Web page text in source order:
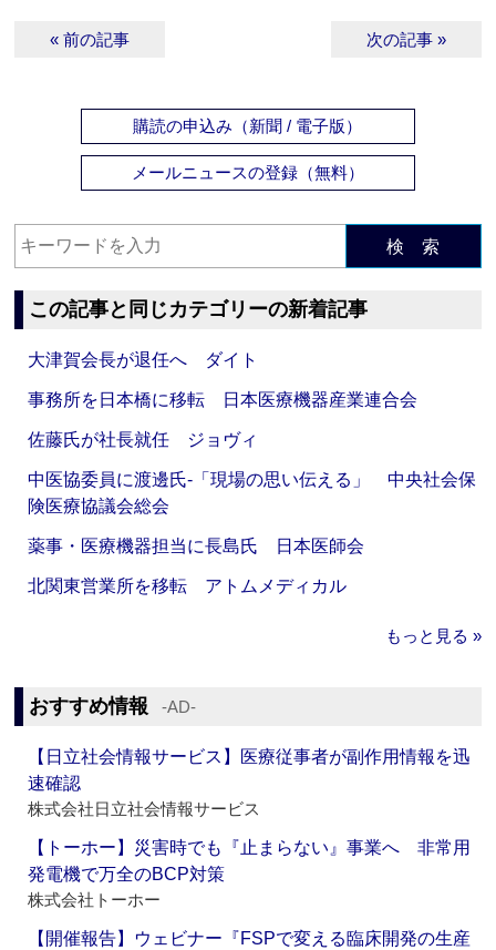
« 前の記事 次の記事 »
購読の申込み（新聞 / 電子版）
メールニュースの登録（無料）
検 索
この記事と同じカテゴリーの新着記事
大津賀会長が退任へ ダイト
事務所を日本橋に移転 日本医療機器産業連合会
佐藤氏が社長就任 ジョヴィ
中医協委員に渡邊氏‐「現場の思い伝える」 中央社会保
険医療協議会総会
薬事・医療機器担当に長島氏 日本医師会
北関東営業所を移転 アトムメディカル
もっと見る »
おすすめ情報 ‐AD‐
【日立社会情報サービス】医療従事者が副作用情報を迅
速確認
株式会社日立社会情報サービス
【トーホー】災害時でも『止まらない』事業へ 非常用
発電機で万全のBCP対策
株式会社トーホー
【開催報告】ウェビナー『FSPで変える臨床開発の生産